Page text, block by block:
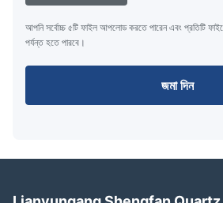
আপনি সর্বোচ্চ ৫টি ফাইল আপলোড করতে পারেন এবং প্রতিটি
পর্যন্ত হতে পারবে।
জমা দিন